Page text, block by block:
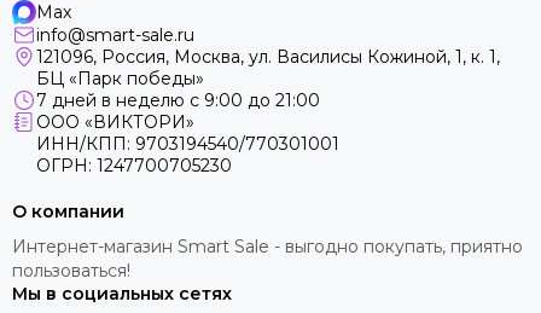
Max
info@smart-sale.ru
121096, Россия, Москва, ул. Василисы Кожиной, 1, к. 1,
БЦ «Парк победы»
7 дней в неделю с 9:00 до 21:00
ООО «ВИКТОРИ»
ИНН/КПП: 9703194540/770301001
ОГРН: 1247700705230
О компании
Интернет-магазин Smart Sale - выгодно покупать, приятно
пользоваться!
Мы в социальных сетях